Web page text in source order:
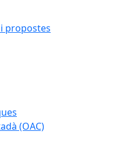
propostes
(OAC)